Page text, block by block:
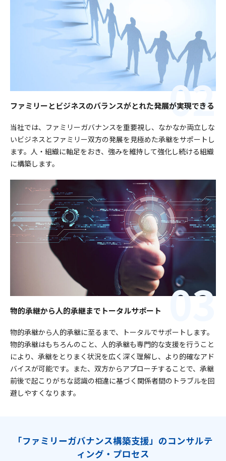
ファミリーとビジネスのバランスがとれた発展が実現できる
当社では、ファミリーガバナンスを重要視し、なかなか両立しな
いビジネスとファミリー双方の発展を見極めた承継をサポートし
ます。人・組織に軸足をおき、強みを維持して強化し続ける組織
に構築します。
物的承継から人的承継までトータルサポート
物的承継から人的承継に至るまで、トータルでサポートします。
物的承継はもちろんのこと、人的承継も専門的な支援を行うこと
により、承継をとりまく状況を広く深く理解し、より的確なアド
バイスが可能です。また、双方からアプローチすることで、承継
前後で起こりがちな認識の相違に基づく関係者間のトラブルを回
避しやすくなります。
「ファミリーガバナンス構築支援」のコンサルテ
ィング・プロセス